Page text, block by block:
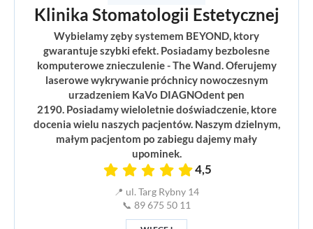
Klinika Stomatologii Estetycznej
Wybielamy zęby systemem BEYOND, ktory
gwarantuje szybki efekt. Posiadamy bezbolesne
komputerowe znieczulenie - The Wand. Oferujemy
laserowe wykrywanie próchnicy nowoczesnym
urzadzeniem KaVo DIAGNOdent pen
2190. Posiadamy wieloletnie doświadczenie, ktore
docenia wielu naszych pacjentów. Naszym dzielnym,
małym pacjentom po zabiegu dajemy mały
upominek.
4,5
📍 ul. Targ Rybny 14
📞 89 675 50 11